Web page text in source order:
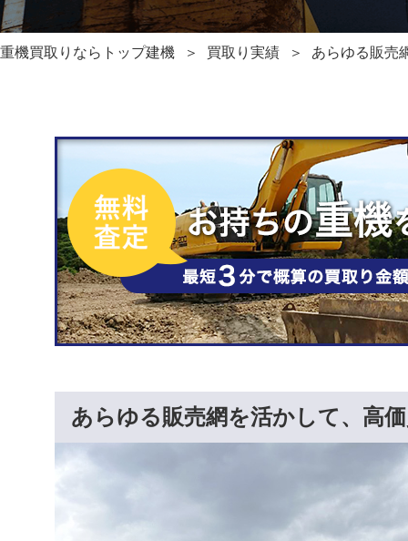
重機買取りならトップ建機 買取り実績 あらゆる販売
あらゆる販売網を活かして、高